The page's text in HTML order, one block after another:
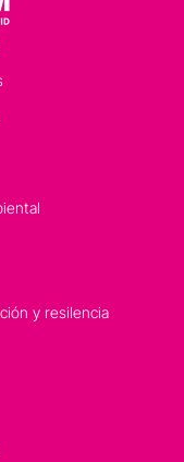
y resilencia